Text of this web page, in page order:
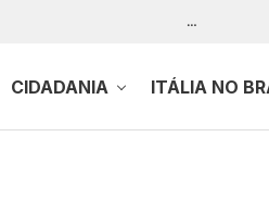
…
CIDADANIA ITÁLIA NO